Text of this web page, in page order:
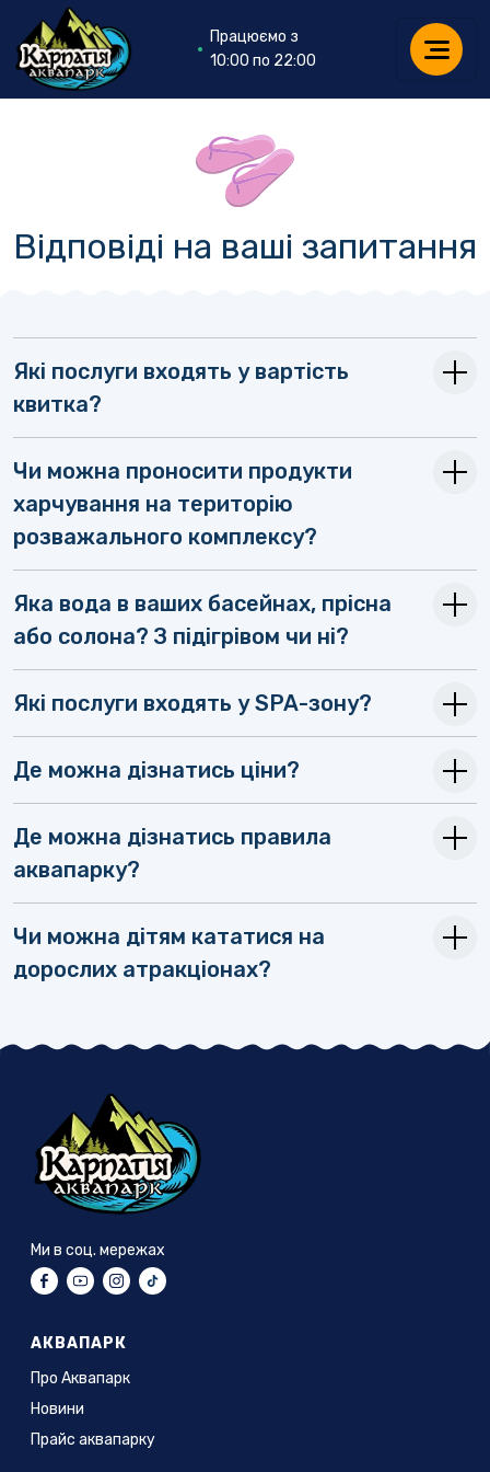
Працюємо з
10:00 по 22:00
Відповіді на ваші запитання
Які послуги входять у вартість
квитка?
Чи можна проносити продукти
харчування на територію
розважального комплексу?
Яка вода в ваших басейнах, прісна
або солона? З підігрівом чи ні?
Які послуги входять у SPA-зону?
Де можна дізнатись ціни?
Де можна дізнатись правила
аквапарку?
Чи можна дітям кататися на
дорослих атракціонах?
Ми в соц. мережах
АКВАПАРК
Про Аквапарк
Новини
Прайс аквапарку